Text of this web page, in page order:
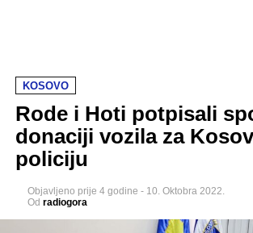
KOSOVO
Rode i Hoti potpisali
donaciji vozila za
policiju
Objavljeno prije 4 godine - 10. Oktobra 2022.
Od radiogora